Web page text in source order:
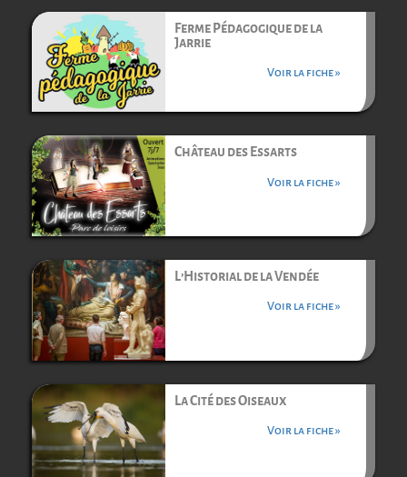
Ferme Pédagogique de la
Jarrie
Voir la fiche »
Château des Essarts
Voir la fiche »
L’Historial de la Vendée
Voir la fiche »
La Cité des Oiseaux
Voir la fiche »